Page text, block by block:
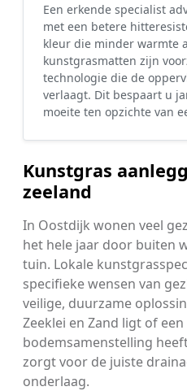
Een erkende specialist
met een betere
kleur die minder warmte
kunstgrasmatten zijn
technologie die de
verlaagt. Dit bespaart u
moeite ten opzichte van
Kunstgras
zeeland
In Oostdijk wonen veel
het hele jaar door buiten
tuin. Lokale
specifieke wensen van
veilige, duurzame
Zeeklei en Zand ligt of
bodemsamenstelling
zorgt voor de juiste
onderlaag.